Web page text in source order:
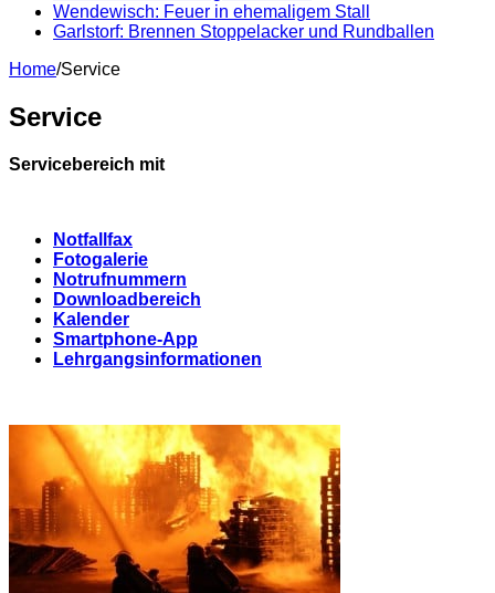
Wendewisch: Feuer in ehemaligem Stall
Garlstorf: Brennen Stoppelacker und Rundballen
Home/Service
Service
Servicebereich mit
Notfallfax
Fotogalerie
Notrufnummern
Downloadbereich
Kalender
Smartphone-App
Lehrgangsinformationen